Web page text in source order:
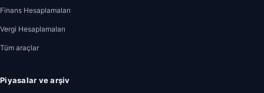
Finans Hesaplamaları
Vergi Hesaplamaları
Tüm araçlar
Piyasalar ve arşiv